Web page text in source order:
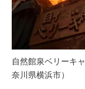
自然館泉ベリーキ
奈川県横浜市）